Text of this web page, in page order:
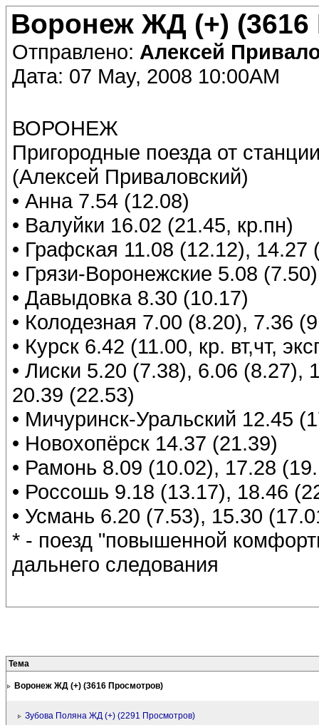
Воронеж ЖД (+) (3616
Отправлено: Алексей
Дата: 07 May, 2008 10:00AM
ВОРОНЕЖ
Пригородные поезда от
(Алексей Приваловский)
• Анна 7.54 (12.08)
• Валуйки 16.02 (21.45, кр.пн)
• Графская 11.08 (12.12), 14.27
• Грязи-Воронежские 5.08
• Давыдовка 8.30 (10.17)
• Колодезная 7.00 (8.20), 7.36
• Курск 6.42 (11.00, кр. вт,чт,
• Лиски 5.20 (7.38), 6.06 (8.27),
20.39 (22.53)
• Мичуринск-Уральский 12.45
• Новохопёрск 14.37 (21.39)
• Рамонь 8.09 (10.02), 17.28
• Россошь 9.18 (13.17), 18.46
• Усмань 6.20 (7.53), 15.30
* - поезд "повышенной
дальнего следования
Тема
Воронеж ЖД (+) (3616 Просмотров)
Зубова Поляна ЖД (+) (2291 Просмотров)